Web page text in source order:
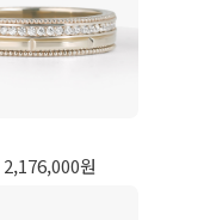
2,176,000원